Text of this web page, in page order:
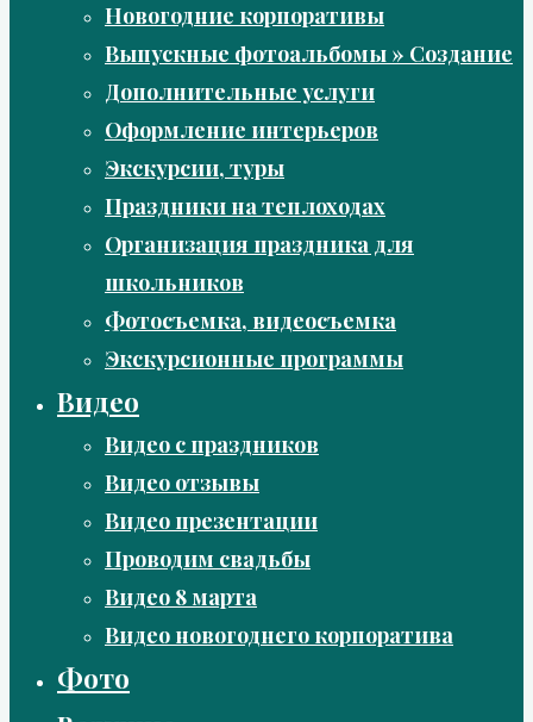
Новогодние корпоративы
Выпускные фотоальбомы » Создание
Дополнительные услуги
Оформление интерьеров
Экскурсии, туры
Праздники на теплоходах
Организация праздника для
школьников
Фотосъемка, видеосъемка
Экскурсионные программы
Видео
Видео с праздников
Видео отзывы
Видео презентации
Проводим свадьбы
Видео 8 марта
Видео новогоднего корпоратива
Фото